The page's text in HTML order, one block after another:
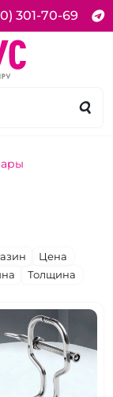
301-70-69
Цена
Толщина